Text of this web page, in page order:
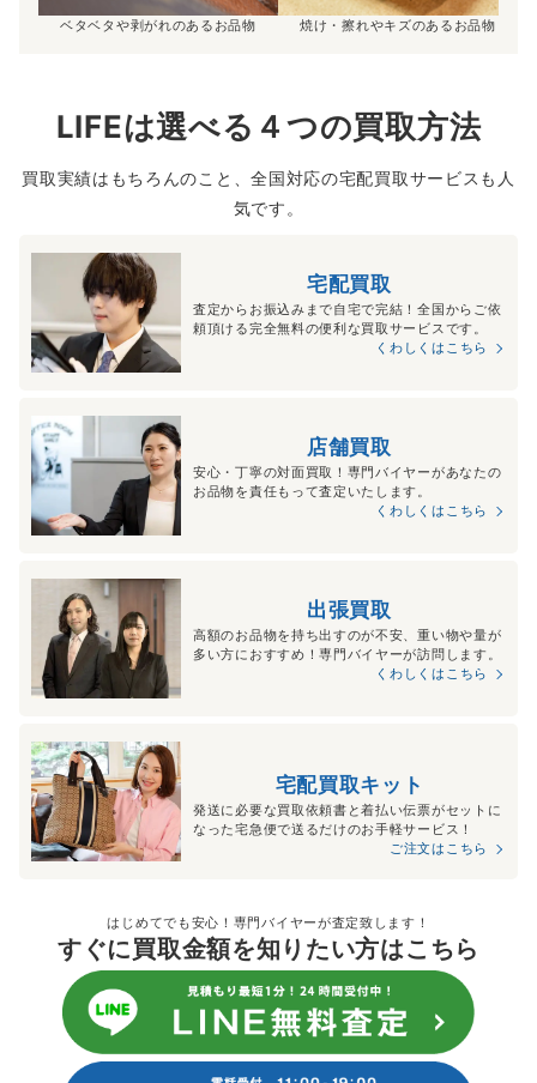
ベタベタや剥がれのあるお品物 焼け・擦れやキズのあるお品物
LIFEは選べる４つの買取方法
買取実績はもちろんのこと、全国対応の宅配買取サービスも人
気です。
宅配買取
査定からお振込みまで自宅で完結！全国からご依
頼頂ける完全無料の便利な買取サービスです。
くわしくはこちら
店舗買取
安心・丁寧の対面買取！専門バイヤーがあなたの
お品物を責任もって査定いたします。
くわしくはこちら
出張買取
高額のお品物を持ち出すのが不安、重い物や量が
多い方におすすめ！専門バイヤーが訪問します。
くわしくはこちら
宅配買取キット
発送に必要な買取依頼書と着払い伝票がセットに
なった宅急便で送るだけのお手軽サービス！
ご注文はこちら
はじめてでも安心！専門バイヤーが査定致します！
すぐに買取金額を知りたい方はこちら